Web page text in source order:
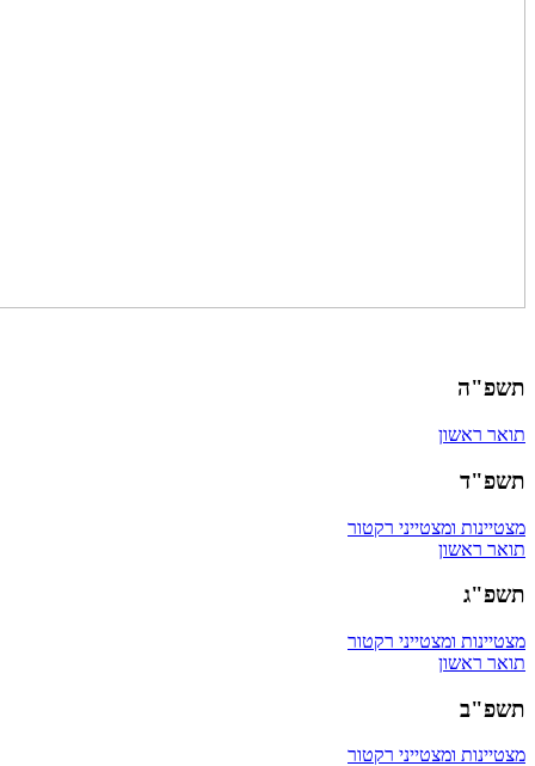
תשפ"ה
תואר ראשון
תשפ"ד
מצטיינות ומצטייני רקטור
תואר ראשון
תשפ"ג
מצטיינות ומצטייני רקטור
תואר ראשון
תשפ"ב
מצטיינות ומצטייני רקטור